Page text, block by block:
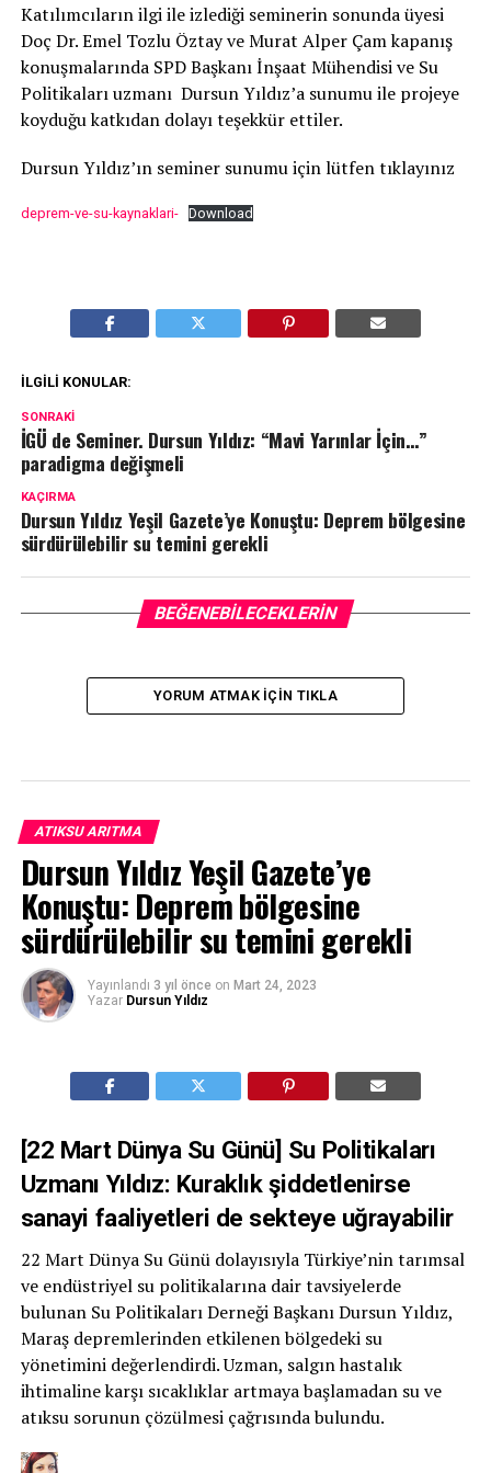
Katılımcıların ilgi ile izlediği seminerin sonunda üyesi
Doç Dr. Emel Tozlu Öztay ve Murat Alper Çam kapanış
konuşmalarında SPD Başkanı İnşaat Mühendisi ve Su
Politikaları uzmanı Dursun Yıldız’a sunumu ile projeye
koyduğu katkıdan dolayı teşekkür ettiler.
Dursun Yıldız’ın seminer sunumu için lütfen tıklayınız
deprem-ve-su-kaynaklari- Download
İLGILI KONULAR:
SONRAKI
İGÜ de Seminer. Dursun Yıldız: “Mavi Yarınlar İçin…”
paradigma değişmeli
KAÇIRMA
Dursun Yıldız Yeşil Gazete’ye Konuştu: Deprem bölgesine
sürdürülebilir su temini gerekli
BEĞENEBILECEKLERIN
YORUM ATMAK IÇIN TIKLA
ATIKSU ARITMA
Dursun Yıldız Yeşil Gazete’ye
Konuştu: Deprem bölgesine
sürdürülebilir su temini gerekli
Yayınlandı 3 yıl önce on Mart 24, 2023
Yazar Dursun Yıldız
[22 Mart Dünya Su Günü] Su Politikaları
Uzmanı Yıldız: Kuraklık şiddetlenirse
sanayi faaliyetleri de sekteye uğrayabilir
22 Mart Dünya Su Günü dolayısıyla Türkiye’nin tarımsal
ve endüstriyel su politikalarına dair tavsiyelerde
bulunan Su Politikaları Derneği Başkanı Dursun Yıldız,
Maraş depremlerinden etkilenen bölgedeki su
yönetimini değerlendirdi. Uzman, salgın hastalık
ihtimaline karşı sıcaklıklar artmaya başlamadan su ve
atıksu sorunun çözülmesi çağrısında bulundu.